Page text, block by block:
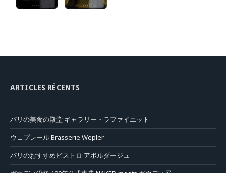
ARTICLES RÉCENTS
パリの美食の殿堂 ギャラリー・ラファイエット
ウェプレール Brasserie Wepler
パリのおすすめビストロ アボルダージュ